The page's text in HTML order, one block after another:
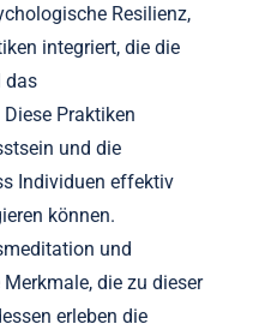
Resilienz,
integriert, die die
das
Praktiken
und die
Individuen effektiv
können.
und
die zu dieser
erleben die